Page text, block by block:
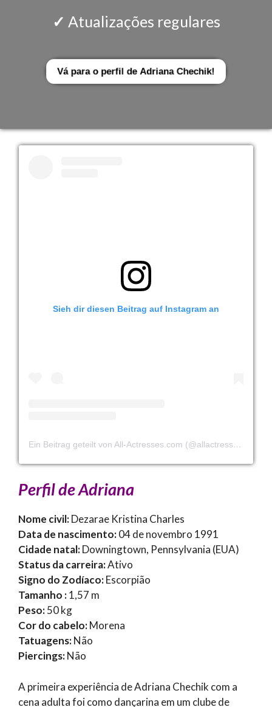
✓ Atualizações regulares
Vá para o perfil de Adriana Chechik!
Sieh dir diesen Beitrag auf Instagram an
Ein Beitrag geteilt von All-Actresses.com (@allactressescom)
Perfil de Adriana
Nome civil:Dezarae Kristina Charles
Data de nascimento:04 de novembro 1991
Cidade natal:Downingtown, Pennsylvania (EUA)
Status da carreira:Ativo
Signo do Zodíaco:Escorpião
Tamanho :1,57 m
Peso:50 kg
Cor do cabelo:Morena
Tatuagens:Não
Piercings:Não
A primeira experiência de Adriana Chechik com a
cena adulta foi como dançarina em um clube de